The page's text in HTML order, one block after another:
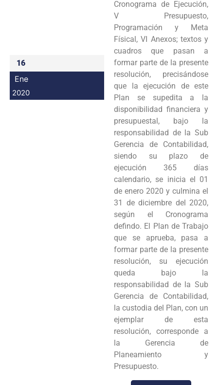
16
Ene
2020
Cronograma de Ejecución,
V Presupuesto,
Programación y Meta
Físical, VI Anexos; textos y
cuadros que pasan a
formar parte de la presente
resolución, precisándose
que la ejecución de este
Plan se supedita a la
disponibilidad financiera y
presupuestal, bajo la
responsabilidad de la Sub
Gerencia de Contabilidad,
siendo su plazo de
ejecución 365 días
calendario, se inicia el 01
de enero 2020 y culmina el
31 de diciembre del 2020,
según el Cronograma
defindo. El Plan de Trabajo
que se aprueba, pasa a
formar parte de la presente
resolución, su ejecución
queda bajo la
responsabilidad de la Sub
Gerencia de Contabilidad,
la custodia del Plan, con un
ejemplar de esta
resolución, corresponde a
la Gerencia de
Planeamiento y
Presupuesto.